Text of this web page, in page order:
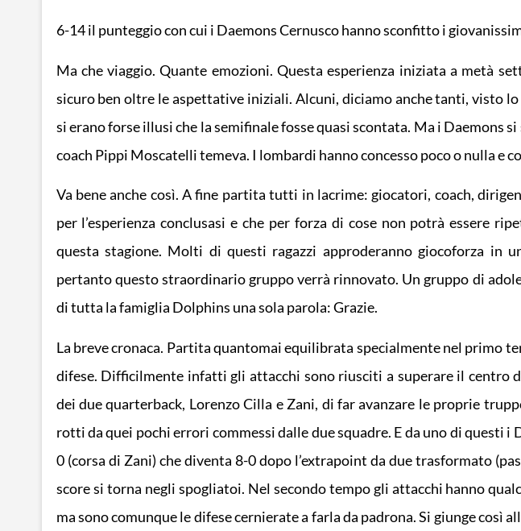
6-14 il punteggio con cui i Daemons Cernusco hanno sconfitto i
Ma che viaggio. Quante emozioni. Questa esperienza iniziata a metà
sicuro ben oltre le aspettative iniziali. Alcuni, diciamo anche tanti, visto
si erano forse illusi che la semifinale fosse quasi scontata. Ma i Daemons
coach Pippi Moscatelli temeva. I lombardi hanno concesso poco o nulla e
Va bene anche così. A fine partita tutti in lacrime: giocatori, coach,
per l’esperienza conclusasi e che per forza di cose non potrà essere
questa stagione. Molti di questi ragazzi approderanno giocoforza in
pertanto questo straordinario gruppo verrà rinnovato. Un gruppo di
di tutta la famiglia Dolphins una sola parola: Grazie.
La breve cronaca. Partita quantomai equilibrata specialmente nel primo
difese. Difficilmente infatti gli attacchi sono riusciti a superare il centro
dei due quarterback, Lorenzo Cilla e Zani, di far avanzare le proprie
rotti da quei pochi errori commessi dalle due squadre. E da uno di questi i
0 (corsa di Zani) che diventa 8-0 dopo l’extrapoint da due trasformato
score si torna negli spogliatoi. Nel secondo tempo gli attacchi hanno
ma sono comunque le difese cernierate a farla da padrona. Si giunge così